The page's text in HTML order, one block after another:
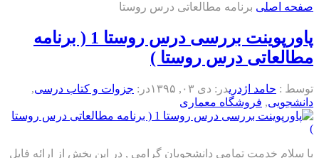
صفحه اصلی برنامه مطالعاتی درس روستا
پاورپوینت بررسی درس روستا 1 ( برنامه
مطالعاتی درس روستا )
توسط : حامد اژدریدر: دی ۰۳, ۱۳۹۵ در: جزوات و کتاب درسی,
دانشجویی, فروشگاه معماری
با سلام خدمت تمامی دانشجویان گرامی , در این بخش از ارائه فایل